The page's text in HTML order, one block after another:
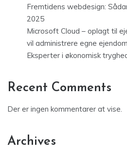
Fremtidens webdesign:
2025
Microsoft Cloud – oplagt til
vil administrere egne
Eksperter i økonomisk
Recent Comments
Der er ingen kommentarer at vise.
Archives